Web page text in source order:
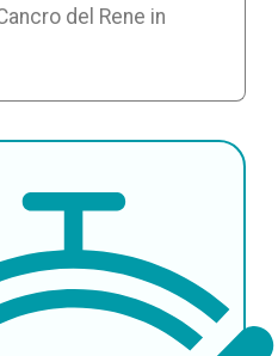
del Rene in